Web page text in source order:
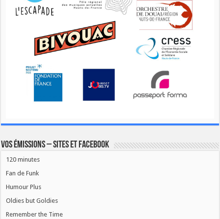
Vos émissions – Sites et Facebook
120 minutes
Fan de Funk
Humour Plus
Oldies but Goldies
Remember the Time